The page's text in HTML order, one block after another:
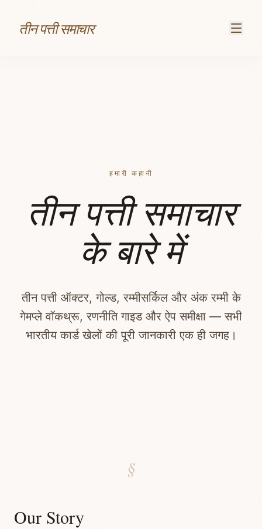
तीन पत्ती समाचार
हमारी कहानी
तीन पत्ती समाचार
के बारे में
तीन पत्ती ऑक्टर, गोल्ड, रम्मीसर्किल और अंक रम्मी के
गेमप्ले वॉकथ्रू, रणनीति गाइड और ऐप समीक्षा — सभी
भारतीय कार्ड खेलों की पूरी जानकारी एक ही जगह।
§
Our Story